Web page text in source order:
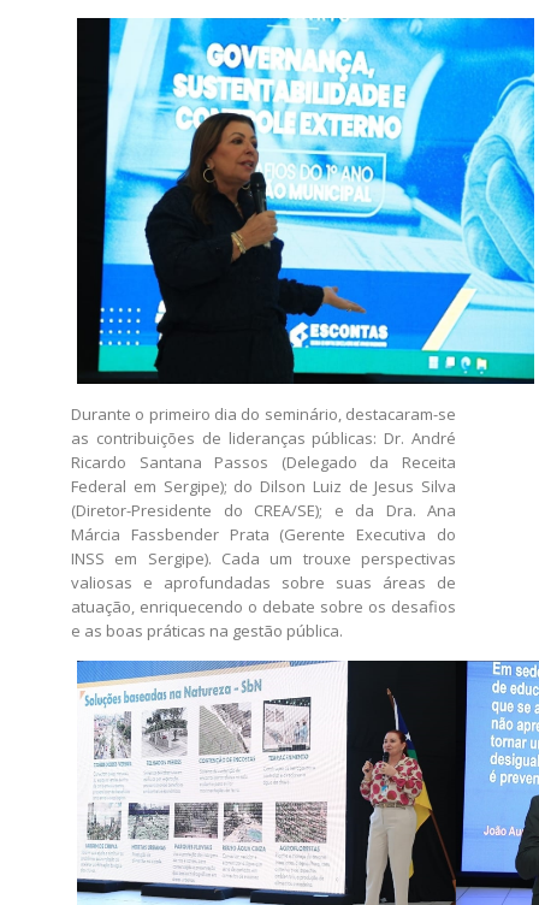
Durante o primeiro dia do seminário, destacaram-se
as contribuições de lideranças públicas: Dr. André
Ricardo Santana Passos (Delegado da Receita
Federal em Sergipe); do Dilson Luiz de Jesus Silva
(Diretor-Presidente do CREA/SE); e da Dra. Ana
Márcia Fassbender Prata (Gerente Executiva do
INSS em Sergipe). Cada um trouxe perspectivas
valiosas e aprofundadas sobre suas áreas de
atuação, enriquecendo o debate sobre os desafios
e as boas práticas na gestão pública.